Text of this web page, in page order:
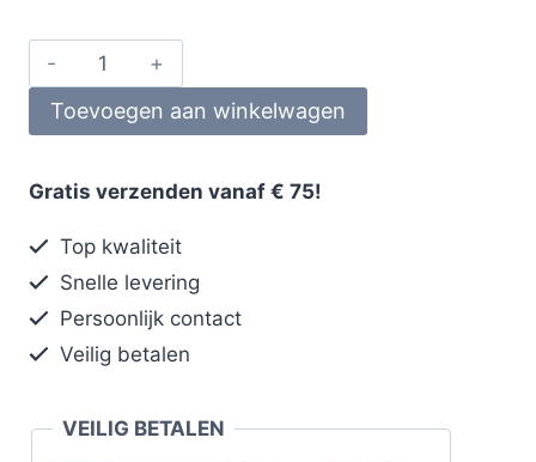
Toevoegen aan winkelwagen
Gratis verzenden vanaf € 75!
Top kwaliteit
Snelle levering
Persoonlijk contact
Veilig betalen
VEILIG BETALEN